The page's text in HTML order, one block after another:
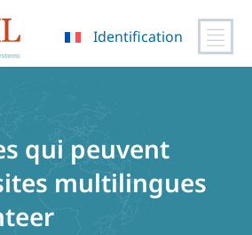
Identification
qui peuvent
multilingues